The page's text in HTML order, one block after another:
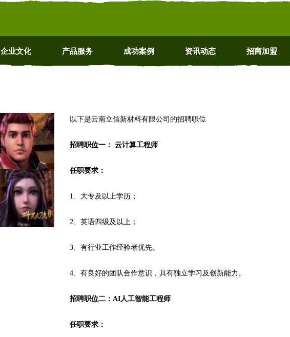
企业文化 产品服务 成功案例 资讯动态 招商加盟
以下是云南立信新材料有限公司的招聘职位
招聘职位一： 云计算工程师
任职要求：
1、大专及以上学历；
2、英语四级及以上；
3、有行业工作经验者优先。
4、有良好的团队合作意识，具有独立学习及创新能力。
招聘职位二：AI人工智能工程师
任职要求：